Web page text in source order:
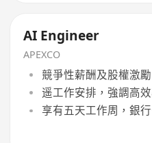
AI Engineer
APEXCO
競爭性薪酬及股權激勵
遥工作安排，強調高
享有五天工作周，銀